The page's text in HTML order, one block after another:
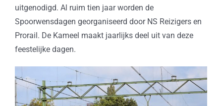
uitgenodigd. Al ruim tien jaar worden de
Spoorwensdagen georganiseerd door NS Reizigers en
Prorail. De Kameel maakt jaarlijks deel uit van deze
feestelijke dagen.